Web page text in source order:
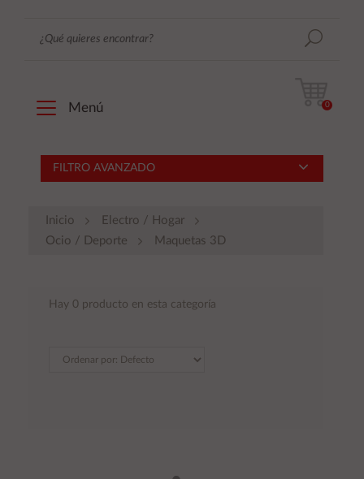
Menú 0
FILTRO AVANZADO
Inicio
Electro / Hogar
Ocio / Deporte
Maquetas 3D
Hay 0 producto en esta categoría